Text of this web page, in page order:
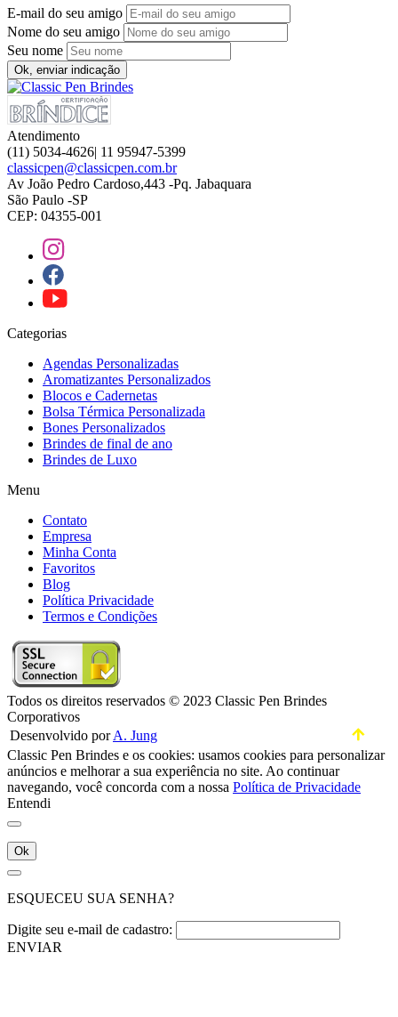
E-mail do seu amigo
Nome do seu amigo
Seu nome
Ok, enviar indicação
Atendimento
(11) 5034-4626| 11 95947-5399
classicpen@classicpen.com.br
Av João Pedro Cardoso,443 -Pq. Jabaquara
São Paulo -SP
CEP: 04355-001
Categorias
Agendas Personalizadas
Aromatizantes Personalizados
Blocos e Cadernetas
Bolsa Térmica Personalizada
Bones Personalizados
Brindes de final de ano
Brindes de Luxo
Menu
Contato
Empresa
Minha Conta
Favoritos
Blog
Política Privacidade
Termos e Condições
Todos os direitos reservados © 2023 Classic Pen Brindes
Corporativos
Desenvolvido porA. Jung
Classic Pen Brindes e os cookies: usamos cookies para personalizar
anúncios e melhorar a sua experiência no site. Ao continuar
navegando, você concorda com a nossa Política de Privacidade
Entendi
Ok
ESQUECEU SUA SENHA?
Digite seu e-mail de cadastro:
ENVIAR